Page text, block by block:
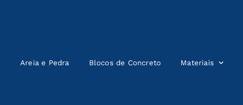
Areia e Pedra Blocos de Concreto Materiais